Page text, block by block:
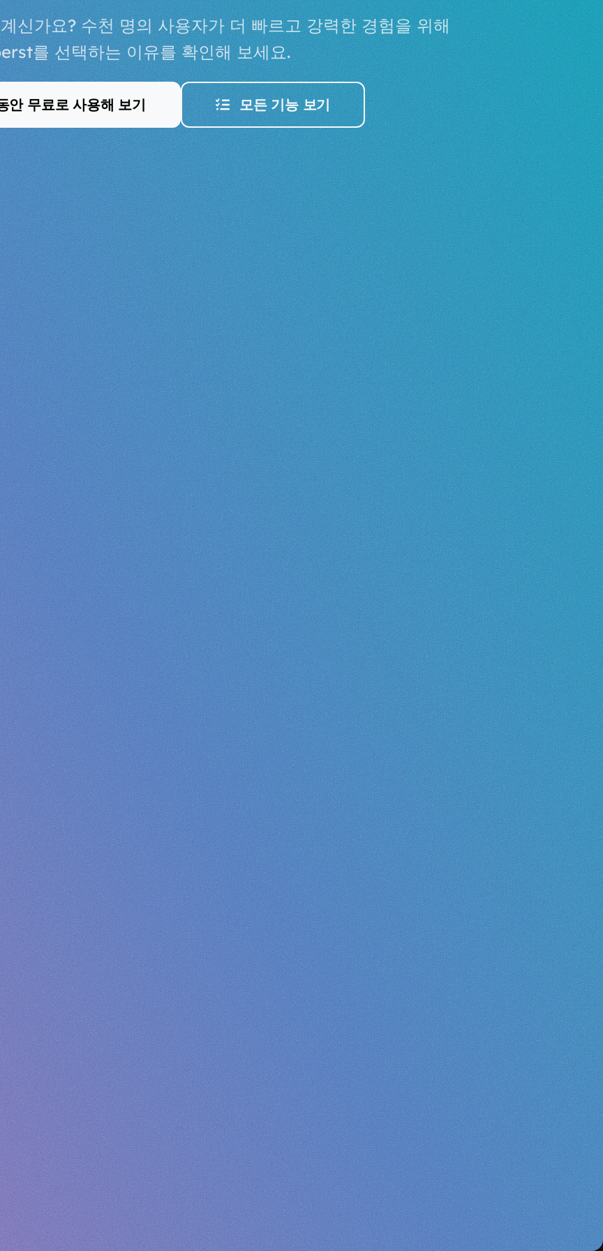
신가요? 수천 명의 사용자가 더 빠르고 강력한 경험을 위해
를 선택하는 이유를 확인해 보세요.
안 무료로 사용해 보기 모든 기능 보기